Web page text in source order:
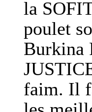
la
poulet
Burkina
faim. Il